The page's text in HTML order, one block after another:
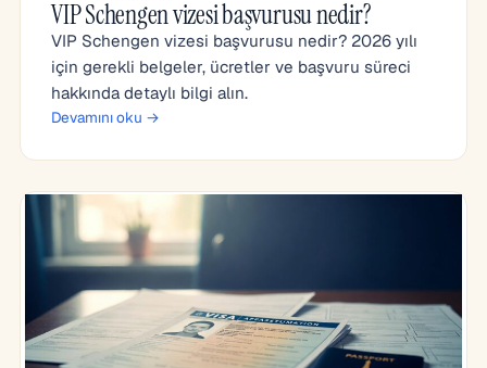
VIP Schengen vizesi başvurusu nedir?
VIP Schengen vizesi başvurusu nedir? 2026 yılı
için gerekli belgeler, ücretler ve başvuru süreci
hakkında detaylı bilgi alın.
Devamını oku →